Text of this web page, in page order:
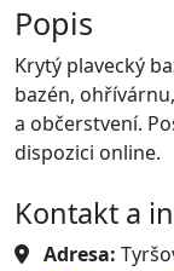
Popis
Krytý plavecký
bazén,
a občerstvení.
dispozici online.
Kontakt a
Adresa: